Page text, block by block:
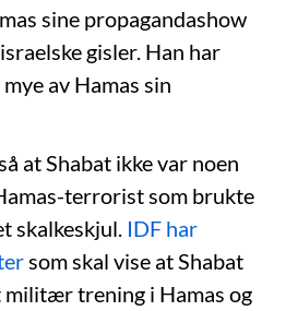
sine propagandashow
gisler. Han har
av Hamas sin
at Shabat ikke var noen
terrorist som brukte
skalkeskjul. IDF har
som skal vise at Shabat
militær trening i Hamas og